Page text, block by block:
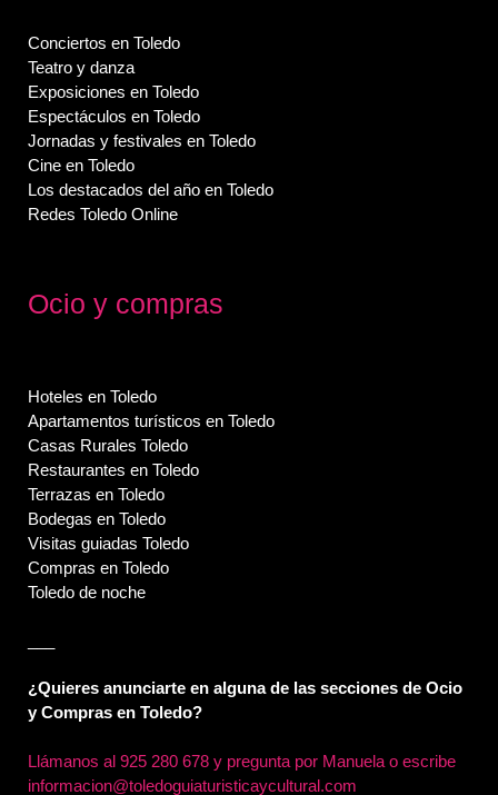
Conciertos en Toledo
Teatro y danza
Exposiciones en Toledo
Espectáculos en Toledo
Jornadas y festivales en Toledo
Cine en Toledo
Los destacados del año en Toledo
Redes Toledo Online
Ocio y compras
Hoteles en Toledo
Apartamentos turísticos en Toledo
Casas Rurales Toledo
Restaurantes en Toledo
Terrazas en Toledo
Bodegas en Toledo
Visitas guiadas Toledo
Compras en Toledo
Toledo de noche
¿Quieres anunciarte en alguna de las secciones de Ocio
y Compras en Toledo?
Llámanos al925 280 678 y pregunta por Manuela o escribe
informacion@toledoguiaturisticaycultural.com